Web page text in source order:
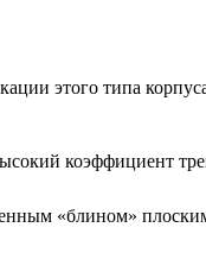
этого типа
коэффициент
«блином»